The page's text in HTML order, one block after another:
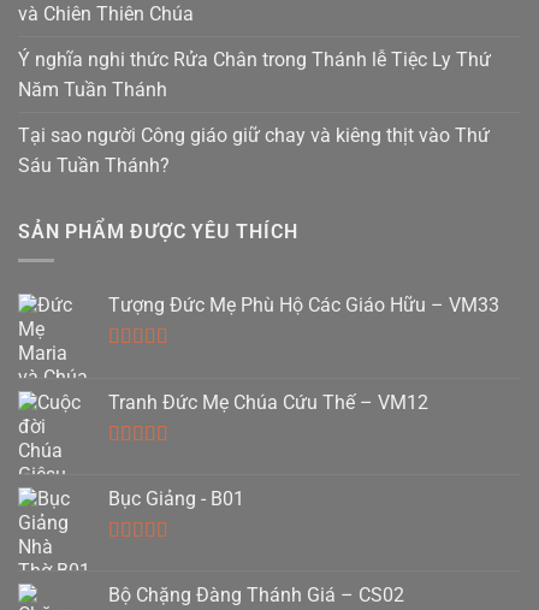
và Chiên Thiên Chúa
Ý nghĩa nghi thức Rửa Chân trong Thánh lễ Tiệc Ly Thứ
Năm Tuần Thánh
Tại sao người Công giáo giữ chay và kiêng thịt vào Thứ
Sáu Tuần Thánh?
SẢN PHẨM ĐƯỢC YÊU THÍCH
Tượng Đức Mẹ Phù Hộ Các Giáo Hữu – VM33
sao
Tranh Đức Mẹ Chúa Cứu Thế – VM12
sao
Bục Giảng - B01
sao
Bộ Chặng Đàng Thánh Giá – CS02